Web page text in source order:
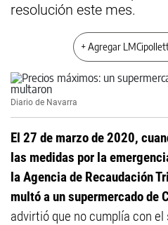
resolución este mes.
+ Agregar
Diario de Navarra
El 27 de marzo de 2020,
las medidas por la
la Agencia de Recaudación
multó a un supermercado de
advirtió que no cumplía con